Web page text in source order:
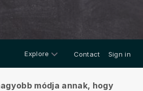
Explore Contact Sign in
módja annak, hogy